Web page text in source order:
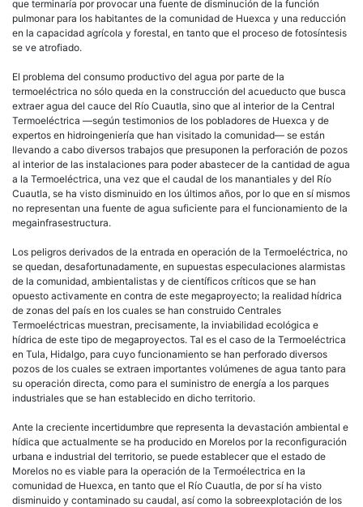
que terminaría por provocar una fuente de disminución de la función
pulmonar para los habitantes de la comunidad de Huexca y una reducción
en la capacidad agrícola y forestal, en tanto que el proceso de fotosíntesis
se ve atrofiado.
El problema del consumo productivo del agua por parte de la
termoeléctrica no sólo queda en la construcción del acueducto que busca
extraer agua del cauce del Río Cuautla, sino que al interior de la Central
Termoeléctrica —según testimonios de los pobladores de Huexca y de
expertos en hidroingeniería que han visitado la comunidad— se están
llevando a cabo diversos trabajos que presuponen la perforación de pozos
al interior de las instalaciones para poder abastecer de la cantidad de agua
a la Termoeléctrica, una vez que el caudal de los manantiales y del Río
Cuautla, se ha visto disminuido en los últimos años, por lo que en sí mismos
no representan una fuente de agua suficiente para el funcionamiento de la
megainfrasestructura.
Los peligros derivados de la entrada en operación de la Termoeléctrica, no
se quedan, desafortunadamente, en supuestas especulaciones alarmistas
de la comunidad, ambientalistas y de científicos críticos que se han
opuesto activamente en contra de este megaproyecto; la realidad hídrica
de zonas del país en los cuales se han construido Centrales
Termoeléctricas muestran, precisamente, la inviabilidad ecológica e
hídrica de este tipo de megaproyectos. Tal es el caso de la Termoeléctrica
en Tula, Hidalgo, para cuyo funcionamiento se han perforado diversos
pozos de los cuales se extraen importantes volúmenes de agua tanto para
su operación directa, como para el suministro de energía a los parques
industriales que se han establecido en dicho territorio.
Ante la creciente incertidumbre que representa la devastación ambiental e
hídica que actualmente se ha producido en Morelos por la reconfiguración
urbana e industrial del territorio, se puede establecer que el estado de
Morelos no es viable para la operación de la Termoélectrica en la
comunidad de Huexca, en tanto que el Río Cuautla, de por sí ha visto
disminuido y contaminado su caudal, así como la sobreexplotación de los